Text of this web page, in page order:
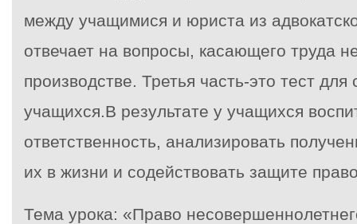
между учащимися и юриста из
отвечает на вопросы, касающего труда
производстве. Третья часть-это тест для
учащихся.В результате у учащихся
ответственность, анализировать
их в жизни и содействовать защите
Тема урока: «Право